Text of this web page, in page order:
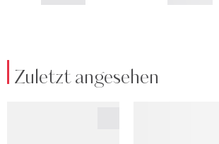
Zuletzt angesehen